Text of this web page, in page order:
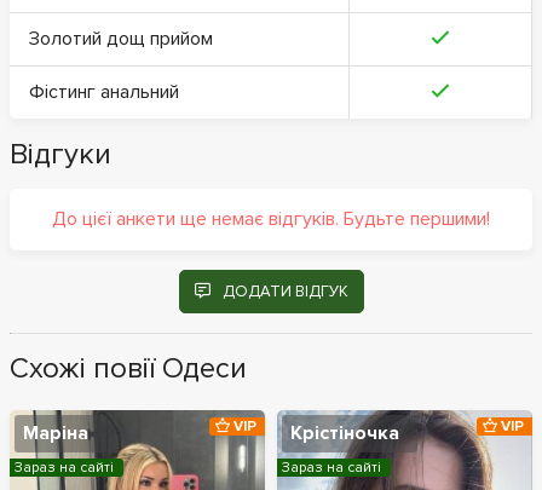
Золотий дощ прийом
Фістинг анальний
Відгуки
До цієї анкети ще немає відгуків. Будьте першими!
ДОДАТИ ВІДГУК
Схожі повії Одеси
Маріна VIP
Зараз на сайті
Крістіночка VIP
Зараз на сайті